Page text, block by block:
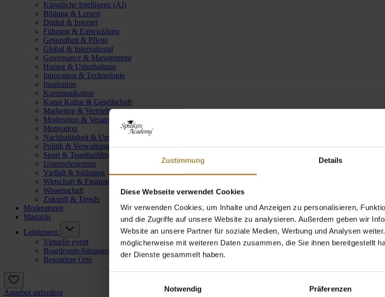
Zustimmung Details
Diese Webseite verwendet Cookies
Wir verwenden Cookies, um Inhalte und Anzeigen zu personalisieren,
und die Zugriffe auf unsere Website zu analysieren. Außerdem geben wir
Website an unsere Partner für soziale Medien, Werbung und Analysen
möglicherweise mit weiteren Daten zusammen, die Sie ihnen bereitgestellt
der Dienste gesammelt haben.
Notwendig
Präferenzen
Künstliche Intelligenz (AI)
Bildung & Lernen
Digital & Internet
Führung & Entwicklung
Gesundheit & Pflege
Global & International
Governance & Management
Humor & Unterhaltung
Innovation & Technologie
Inspiration
Kommunikation
Kunst Kultur & Gesellschaft
Marketing & Vertrieb
Moderation & Veranstaltungsleitung
Motivation
Nachhaltigkeit & Umwelt
Politik & Verwaltung
Sport & Teambuilding
Unternehmertum
Vielfalt & Inklusion
Wirtschaft & Finanzen
Wissenschaft
Zukunft & Trends
Moderatoren
Magazin
Leistungen
Virtuelle event
Boardroom-Sitzungen
Besondere Orte
Angebot anfordern